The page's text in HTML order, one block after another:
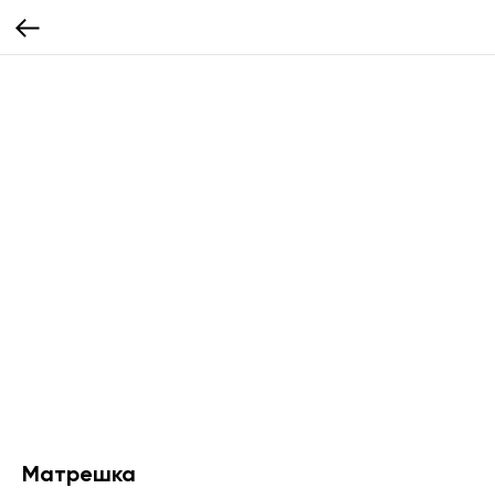
Матрешка